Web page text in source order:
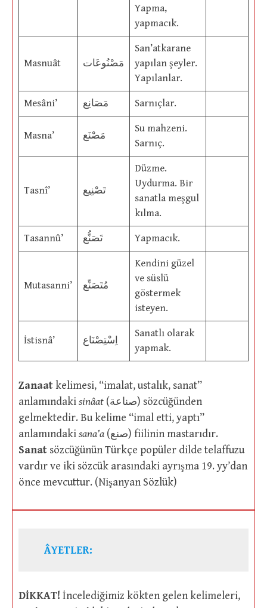
Yapma,
yapmacık.
Masnuât مَصْنُوعَات
San’atkarane
yapılan şeyler.
Yapılanlar.
Mesâni’ مَصَانِع Sarnıçlar.
Masna’ مَصْنَع
Su mahzeni.
Sarnıç.
Tasnî’ تَصْنِيع
Düzme.
Uydurma. Bir
sanatla meşgul
kılma.
Tasannû’ تَصَنُّع Yapmacık.
Mutasanni’ مُتَصَنِّع
Kendini güzel
ve süslü
göstermek
isteyen.
İstisnâ’ اِسْتِصْنَاع
Sanatlı olarak
yapmak.
Zanaat kelimesi, “imalat, ustalık, sanat”
anlamındakisinâat (صناعة) sözcüğünden
gelmektedir. Bu kelime “imal etti, yaptı”
anlamındakisana’a
(صنع) fiilinin mastarıdır.
Sanat sözcüğünün Türkçe popüler dilde telaffuzu
vardır ve iki sözcük arasındaki ayrışma 19. yy’dan
önce mevcuttur. (Nişanyan Sözlük)
ÂYETLER:
DİKKAT! İncelediğimiz kökten gelen kelimeleri,